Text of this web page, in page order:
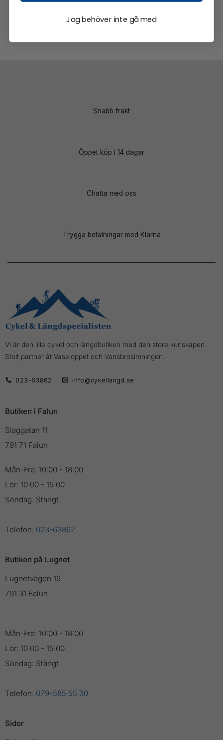
Snabb frakt
Öppet köp i 14 dagar
Chatta med oss
Trygga betalningar med Klarna
Vi är den lilla cykel och längdbutiken med den stora kunskapen.
Stolt partner åt Vasaloppet och Vansbrosimningen.
023-63862 info@cykellangd.se
Butiken i Falun
Slaggatan 11
791 71 Falun
Mån-Fre: 10:00 - 18:00
Lör: 10:00 - 15:00
Söndag: Stängt
Telefon: 023-63862
Butiken på Lugnet
Lugnetvägen 16
791 31 Falun
Mån-Fre: 10:00 - 18:00
Lör: 10:00 - 15:00
Söndag: Stängt
Telefon: 079-585 55 30
Sidor
Jag behöver inte gå med